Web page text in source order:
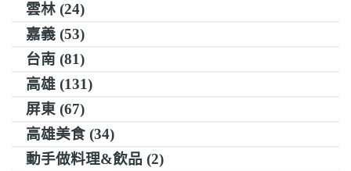
雲林 (24)
嘉義 (53)
台南 (81)
高雄 (131)
屏東 (67)
高雄美食 (34)
動手做料理&飲品 (2)